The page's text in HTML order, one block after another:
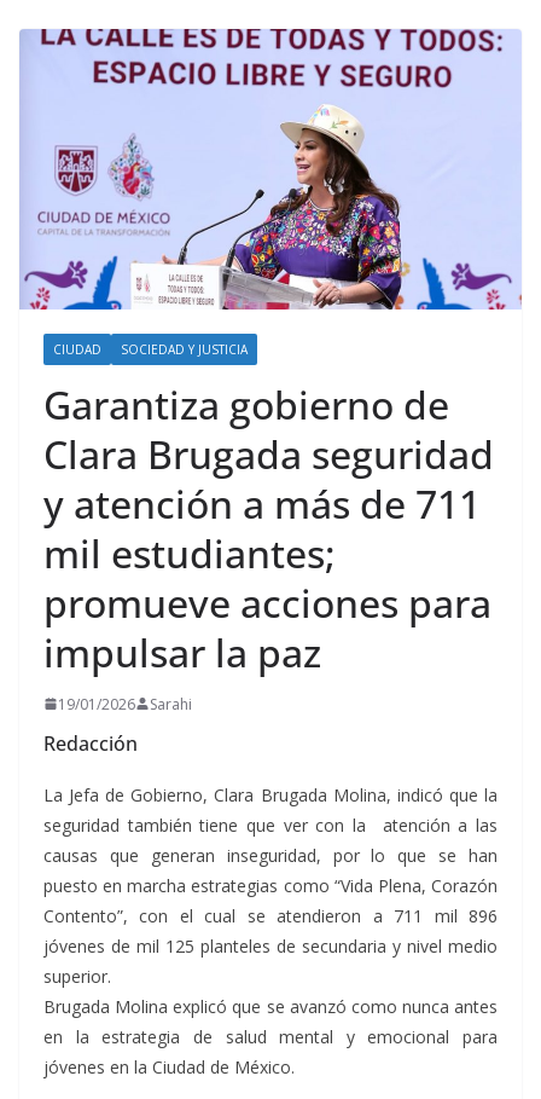
CIUDAD SOCIEDAD Y JUSTICIA
Garantiza gobierno de
Clara Brugada seguridad
y atención a más de 711
mil estudiantes;
promueve acciones para
impulsar la paz
19/01/2026 Sarahi
Redacción
La Jefa de Gobierno, Clara Brugada Molina, indicó que la
seguridad también tiene que ver con la atención a las
causas que generan inseguridad, por lo que se han
puesto en marcha estrategias como “Vida Plena, Corazón
Contento”, con el cual se atendieron a 711 mil 896
jóvenes de mil 125 planteles de secundaria y nivel medio
superior.
Brugada Molina explicó que se avanzó como nunca antes
en la estrategia de salud mental y emocional para
jóvenes en la Ciudad de México.